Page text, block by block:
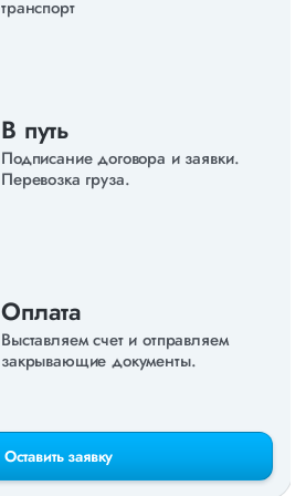
транспорт
В путь
Подписание договора и заявки.
Перевозка груза.
Оплата
Выставляем счет и отправляем
закрывающие документы.
Оставить заявку